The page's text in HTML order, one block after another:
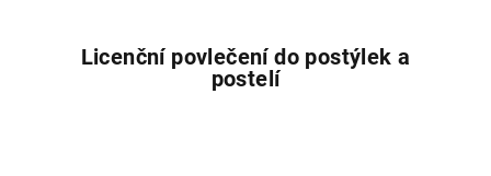
Licenční povlečení do postýlek a
postelí